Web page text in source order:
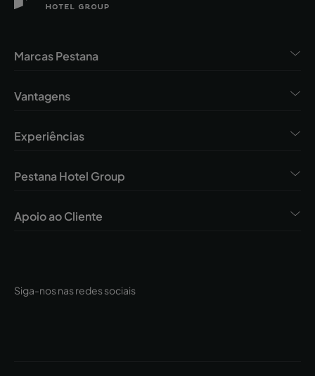
Siga-nos nas redes sociais
Marcas Pestana
Vantagens
Experiências
Pestana Hotel Group
Apoio ao Cliente